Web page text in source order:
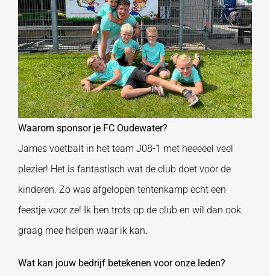
Waarom sponsor je FC Oudewater?
James voetbalt in het team J08-1 met heeeeel veel
plezier! Het is fantastisch wat de club doet voor de
kinderen. Zo was afgelopen tentenkamp echt een
feestje voor ze! Ik ben trots op de club en wil dan ook
graag mee helpen waar ik kan.
Wat kan jouw bedrijf betekenen voor onze leden?